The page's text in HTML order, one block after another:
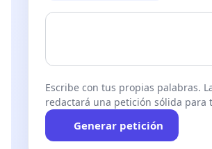
Adjuntamos a esta carta las firmas
tenidas en cuenta y se tomen
rectificar este cambio. Agradecemos
este asunto y esperamos una
Atentamente los estudiantes de la
Escribe con tus propias palabras.
redactará una petición sólida para
Generar petición